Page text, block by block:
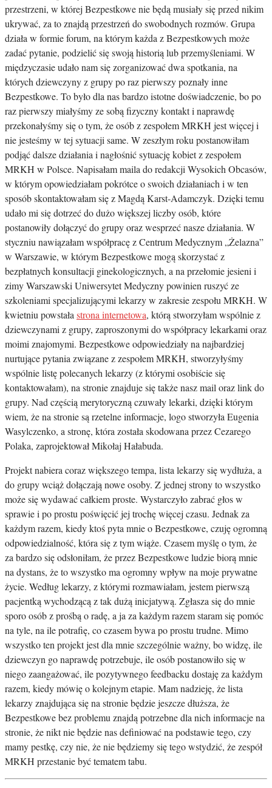
przestrzeni, w której Bezpestkowe nie będą musiały się przed nikim
ukrywać, za to znajdą przestrzeń do swobodnych rozmów. Grupa
działa w formie forum, na którym każda z Bezpestkowych może
zadać pytanie, podzielić się swoją historią lub przemyśleniami. W
międzyczasie udało nam się zorganizować dwa spotkania, na
których dziewczyny z grupy po raz pierwszy poznały inne
Bezpestkowe. To było dla nas bardzo istotne doświadczenie, bo po
raz pierwszy miałyśmy ze sobą fizyczny kontakt i naprawdę
przekonałyśmy się o tym, że osób z zespołem MRKH jest więcej i
nie jesteśmy w tej sytuacji same. W zeszłym roku postanowiłam
podjąć dalsze działania i nagłośnić sytuację kobiet z zespołem
MRKH w Polsce. Napisałam maila do redakcji Wysokich Obcasów,
w którym opowiedziałam pokrótce o swoich działaniach i w ten
sposób skontaktowałam się z Magdą Karst-Adamczyk. Dzięki temu
udało mi się dotrzeć do dużo większej liczby osób, które
postanowiły dołączyć do grupy oraz wesprzeć nasze działania. W
styczniu nawiązałam współpracę z Centrum Medycznym „Żelazna”
w Warszawie, w którym Bezpestkowe mogą skorzystać z
bezpłatnych konsultacji ginekologicznych, a na przełomie jesieni i
zimy Warszawski Uniwersytet Medyczny powinien ruszyć ze
szkoleniami specjalizującymi lekarzy w zakresie zespołu MRKH. W
kwietniu powstała strona internetowa, którą stworzyłam wspólnie z
dziewczynami z grupy, zaproszonymi do współpracy lekarkami oraz
moimi znajomymi. Bezpestkowe odpowiedziały na najbardziej
nurtujące pytania związane z zespołem MRKH, stworzyłyśmy
wspólnie listę polecanych lekarzy (z którymi osobiście się
kontaktowałam), na stronie znajduje się także nasz mail oraz link do
grupy. Nad częścią merytoryczną czuwały lekarki, dzięki którym
wiem, że na stronie są rzetelne informacje, logo stworzyła Eugenia
Wasylczenko, a stronę, która została skodowana przez Cezarego
Polaka, zaprojektował Mikołaj Hałabuda.
Projekt nabiera coraz większego tempa, lista lekarzy się wydłuża, a
do grupy wciąż dołączają nowe osoby. Z jednej strony to wszystko
może się wydawać całkiem proste. Wystarczyło zabrać głos w
sprawie i po prostu poświęcić jej trochę więcej czasu. Jednak za
każdym razem, kiedy ktoś pyta mnie o Bezpestkowe, czuję ogromną
odpowiedzialność, która się z tym wiąże. Czasem myślę o tym, że
za bardzo się odsłoniłam, że przez Bezpestkowe ludzie biorą mnie
na dystans, że to wszystko ma ogromny wpływ na moje prywatne
życie. Według lekarzy, z którymi rozmawiałam, jestem pierwszą
pacjentką wychodzącą z tak dużą inicjatywą. Zgłasza się do mnie
sporo osób z prośbą o radę, a ja za każdym razem staram się pomóc
na tyle, na ile potrafię, co czasem bywa po prostu trudne. Mimo
wszystko ten projekt jest dla mnie szczególnie ważny, bo widzę, ile
dziewczyn go naprawdę potrzebuje, ile osób postanowiło się w
niego zaangażować, ile pozytywnego feedbacku dostaję za każdym
razem, kiedy mówię o kolejnym etapie. Mam nadzieję, że lista
lekarzy znajdująca się na stronie będzie jeszcze dłuższa, że
Bezpestkowe bez problemu znajdą potrzebne dla nich informacje na
stronie, że nikt nie będzie nas definiować na podstawie tego, czy
mamy pestkę, czy nie, że nie będziemy się tego wstydzić, że zespół
MRKH przestanie być tematem tabu.